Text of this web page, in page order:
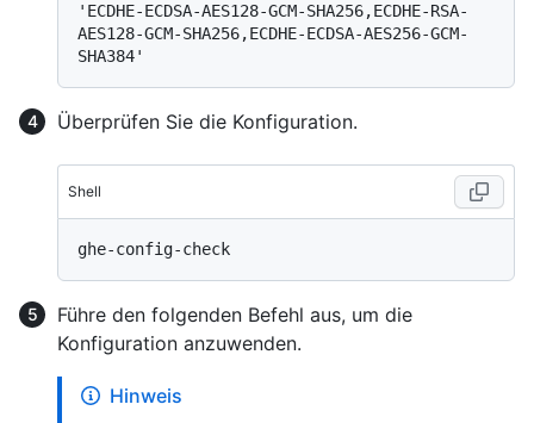
'ECDHE-ECDSA-AES128-GCM-SHA256,ECDHE-RSA-
AES128-GCM-SHA256,ECDHE-ECDSA-AES256-GCM-
Überprüfen Sie die Konfiguration.
Shell
Führe den folgenden Befehl aus, um die
Konfiguration anzuwenden.
Hinweis